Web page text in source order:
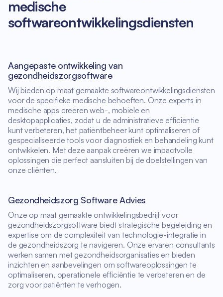
medische
softwareontwikkelingsdiensten
Aangepaste ontwikkeling van
gezondheidszorgsoftware
Wij bieden op maat gemaakte softwareontwikkelingsdiensten
voor de specifieke medische behoeften. Onze experts in
medische apps creëren web-, mobiele en
desktopapplicaties, zodat u de administratieve efficiëntie
kunt verbeteren, het patiëntbeheer kunt optimaliseren of
gespecialiseerde tools voor diagnostiek en behandeling kunt
ontwikkelen. Met deze aanpak creëren we impactvolle
oplossingen die perfect aansluiten bij de doelstellingen van
onze cliënten.
Gezondheidszorg Software Advies
Onze op maat gemaakte ontwikkelingsbedrijf voor
gezondheidszorgsoftware biedt strategische begeleiding en
expertise om de complexiteit van technologie-integratie in
de gezondheidszorg te navigeren. Onze ervaren consultants
werken samen met gezondheidsorganisaties en bieden
inzichten en aanbevelingen om softwareoplossingen te
optimaliseren, operationele efficiëntie te verbeteren en de
zorg voor patiënten te verhogen.